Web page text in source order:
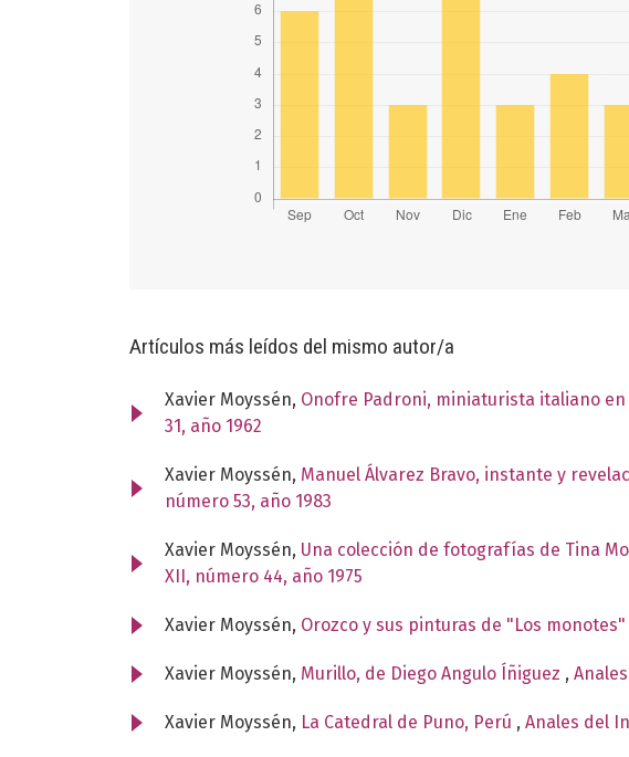
Artículos más leídos del mismo autor/a
Xavier Moyssén, Onofre Padroni, miniaturista italiano en
31, año 1962
Xavier Moyssén, Manuel Álvarez Bravo, instante y
número 53, año 1983
Xavier Moyssén, Una colección de fotografías de Tina
XII, número 44, año 1975
Xavier Moyssén, Orozco y sus pinturas de "Los monotes"
Xavier Moyssén, Murillo, de Diego Angulo Íñiguez ,
Xavier Moyssén, La Catedral de Puno, Perú , Anales del